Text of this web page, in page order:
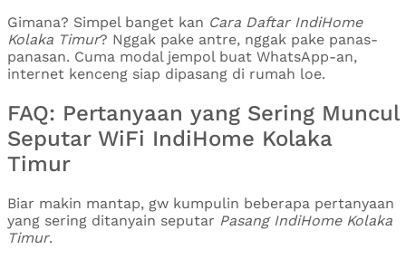
Gimana? Simpel banget kan Cara Daftar IndiHome
Kolaka Timur? Nggak pake antre, nggak pake panas-
panasan. Cuma modal jempol buat WhatsApp-an,
internet kenceng siap dipasang di rumah loe.
FAQ: Pertanyaan yang Sering Muncul
Seputar WiFi IndiHome Kolaka
Timur
Biar makin mantap, gw kumpulin beberapa pertanyaan
yang sering ditanyain seputar Pasang IndiHome Kolaka
Timur.